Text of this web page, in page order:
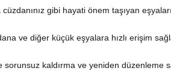
gibi hayati önem taşıyan
ve diğer küçük eşyalara hızlı erişim
kaldırma ve yeniden düzenleme